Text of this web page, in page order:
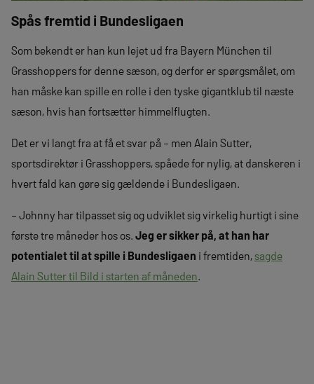
Spås fremtid i Bundesligaen
Som bekendt er han kun lejet ud fra Bayern München til
Grasshoppers for denne sæson, og derfor er spørgsmålet, om
han måske kan spille en rolle i den tyske gigantklub til næste
sæson, hvis han fortsætter himmelflugten.
Det er vi langt fra at få et svar på – men Alain Sutter,
sportsdirektør i Grasshoppers, spåede for nylig, at danskeren i
hvert fald kan gøre sig gældende i Bundesligaen.
– Johnny har tilpasset sig og udviklet sig virkelig hurtigt i sine
første tre måneder hos os. Jeg er sikker på, at han har
potentialet til at spille i Bundesligaen i fremtiden, sagde
Alain Sutter til Bild i starten af måneden.